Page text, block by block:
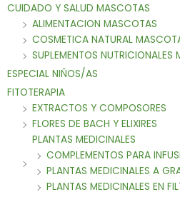
CUIDADO Y SALUD MASCOTAS
ALIMENTACION MASCOTAS
COSMETICA NATURAL
SUPLEMENTOS NUTRICIONALES
ESPECIAL NIÑOS/AS
FITOTERAPIA
EXTRACTOS Y COMPOSORES
FLORES DE BACH Y ELIXIRES
PLANTAS MEDICINALES
COMPLEMENTOS PARA
PLANTAS MEDICINALES A
PLANTAS MEDICINALES EN